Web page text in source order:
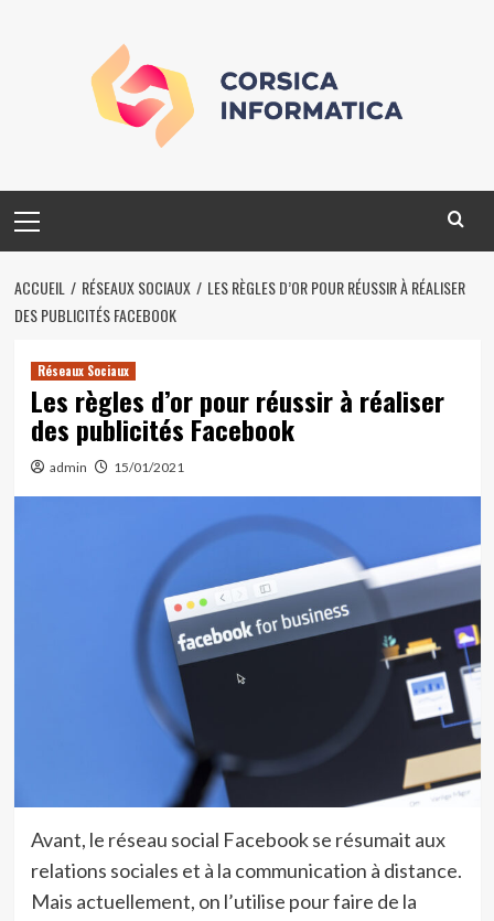
Menu
ACCUEIL RÉSEAUX SOCIAUX
LES RÈGLES D’OR POUR RÉUSSIR À RÉALISER
DES PUBLICITÉS FACEBOOK
Réseaux Sociaux
Les règles d’or pour réussir à réaliser
des publicités Facebook
admin 15/01/2021
Avant, le réseau social Facebook se résumait aux
relations sociales et à la communication à distance.
Mais actuellement, on l’utilise pour faire de la